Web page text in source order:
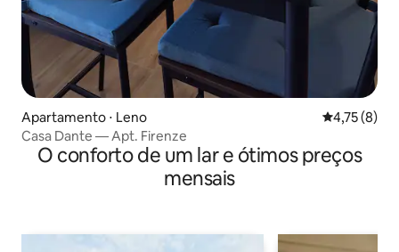
Apartamento ⋅ Leno 4,75 de
4,75 (8)
Casa Dante — Apt. Firenze
O conforto de um lar e ótimos preços
mensais